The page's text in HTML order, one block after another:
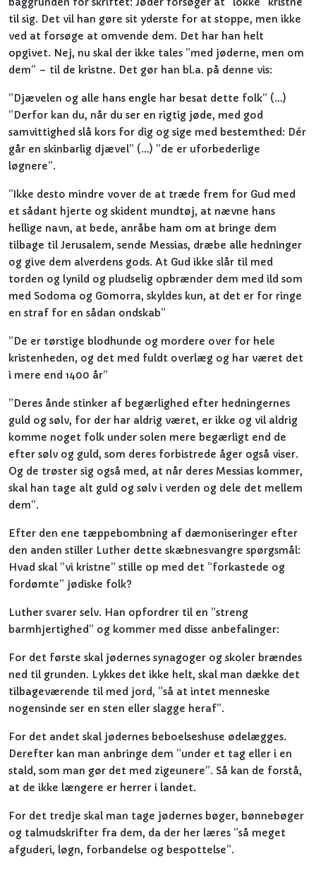
til sig. Det vil han gøre sit yderste for at stoppe, men ikke
ved at forsøge at omvende dem. Det har han helt
opgivet. Nej, nu skal der ikke tales ”med jøderne, men om
dem” – til de kristne. Det gør han bl.a. på denne vis:
”Djævelen og alle hans engle har besat dette folk” (…)
”Derfor kan du, når du ser en rigtig jøde, med god
samvittighed slå kors for dig og sige med bestemthed: Dér
går en skinbarlig djævel” (…) ”de er uforbederlige
løgnere”.
”Ikke desto mindre vover de at træde frem for Gud med
et sådant hjerte og skident mundtøj, at nævne hans
hellige navn, at bede, anråbe ham om at bringe dem
tilbage til Jerusalem, sende Messias, dræbe alle hedninger
og give dem alverdens gods. At Gud ikke slår til med
torden og lynild og pludselig opbrænder dem med ild som
med Sodoma og Gomorra, skyldes kun, at det er for ringe
en straf for en sådan ondskab”
”De er tørstige blodhunde og mordere over for hele
kristenheden, og det med fuldt overlæg og har været det
i mere end 1400 år”
”Deres ånde stinker af begærlighed efter hedningernes
guld og sølv, for der har aldrig været, er ikke og vil aldrig
komme noget folk under solen mere begærligt end de
efter sølv og guld, som deres forbistrede åger også viser.
Og de trøster sig også med, at når deres Messias kommer,
skal han tage alt guld og sølv i verden og dele det mellem
dem”.
Efter den ene tæppebombning af dæmoniseringer efter
den anden stiller Luther dette skæbnesvangre spørgsmål:
Hvad skal ”vi kristne” stille op med det ”forkastede og
fordømte” jødiske folk?
Luther svarer selv. Han opfordrer til en ”streng
barmhjertighed” og kommer med disse anbefalinger:
For det første skal jødernes synagoger og skoler brændes
ned til grunden. Lykkes det ikke helt, skal man dække det
tilbageværende til med jord, ”så at intet menneske
nogensinde ser en sten eller slagge heraf”.
For det andet skal jødernes beboelseshuse ødelægges.
Derefter kan man anbringe dem ”under et tag eller i en
stald, som man gør det med zigeunere”. Så kan de forstå,
at de ikke længere er herrer i landet.
For det tredje skal man tage jødernes bøger, bønnebøger
og talmudskrifter fra dem, da der her læres ”så meget
afguderi, løgn, forbandelse og bespottelse”.